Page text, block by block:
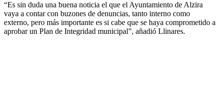
“Es sin duda una buena noticia el que el Ayuntamiento de Alzira
vaya a contar con buzones de denuncias, tanto interno como
externo, pero más importante es si cabe que se haya comprometido a
aprobar un Plan de Integridad municipal”, añadió Llinares.